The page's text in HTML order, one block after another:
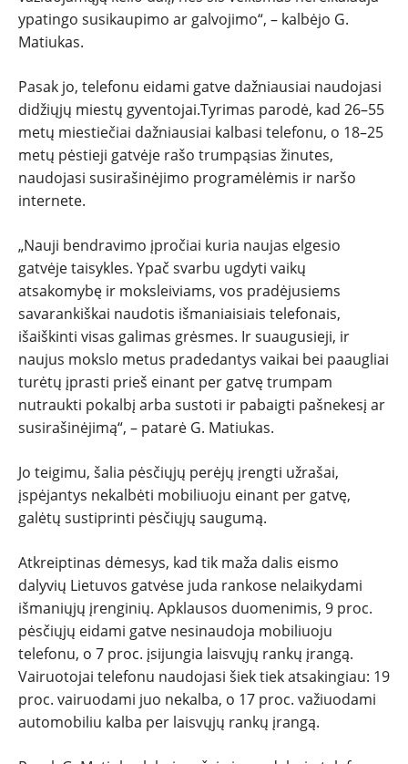
ypatingo susikaupimo ar galvojimo“, – kalbėjo G.
Matiukas.
Pasak jo, telefonu eidami gatve dažniausiai naudojasi
didžiųjų miestų gyventojai.Tyrimas parodė, kad 26–55
metų miestiečiai dažniausiai kalbasi telefonu, o 18–25
metų pėstieji gatvėje rašo trumpąsias žinutes,
naudojasi susirašinėjimo programėlėmis ir naršo
internete.
„Nauji bendravimo įpročiai kuria naujas elgesio
gatvėje taisykles. Ypač svarbu ugdyti vaikų
atsakomybę ir moksleiviams, vos pradėjusiems
savarankiškai naudotis išmaniaisiais telefonais,
išaiškinti visas galimas grėsmes. Ir suaugusieji, ir
naujus mokslo metus pradedantys vaikai bei paaugliai
turėtų įprasti prieš einant per gatvę trumpam
nutraukti pokalbį arba sustoti ir pabaigti pašnekesį ar
susirašinėjimą“, – patarė G. Matiukas.
Jo teigimu, šalia pėsčiųjų perėjų įrengti užrašai,
įspėjantys nekalbėti mobiliuoju einant per gatvę,
galėtų sustiprinti pėsčiųjų saugumą.
Atkreiptinas dėmesys, kad tik maža dalis eismo
dalyvių Lietuvos gatvėse juda rankose nelaikydami
išmaniųjų įrenginių. Apklausos duomenimis, 9 proc.
pėsčiųjų eidami gatve nesinaudoja mobiliuoju
telefonu, o 7 proc. įsijungia laisvųjų rankų įrangą.
Vairuotojai telefonu naudojasi šiek tiek atsakingiau: 19
proc. vairuodami juo nekalba, o 17 proc. važiuodami
automobiliu kalba per laisvųjų rankų įrangą.